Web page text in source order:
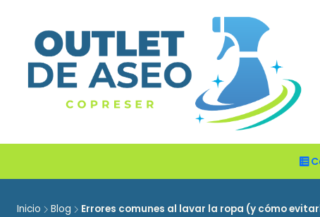
Inicio Blog Errores comunes al lavar la ropa (y cómo